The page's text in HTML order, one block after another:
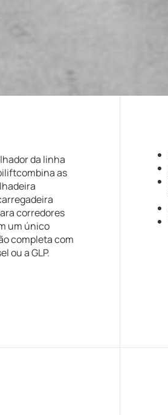
da linha
as
corredores
um único
completa com
ou a GLP.